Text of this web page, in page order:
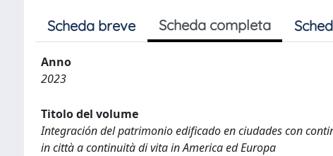
Scheda breve Scheda completa
Anno
2023
Titolo del volume
Integración del patrimonio edificado en ciudades con
in città a continuità di vita in America ed Europa